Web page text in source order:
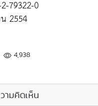
79322-0
2554
4,938
ามคิดเห็น